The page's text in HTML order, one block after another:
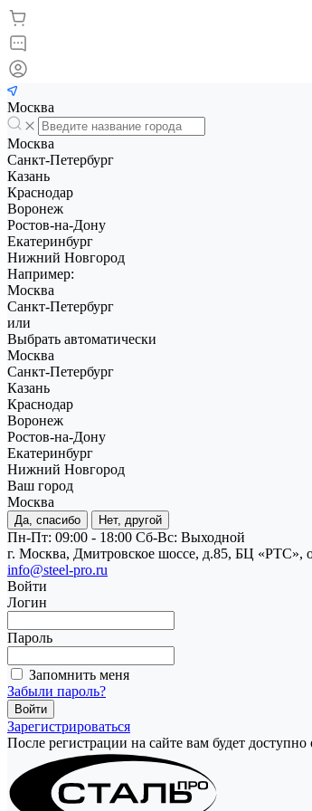
Москва
Москва
Санкт-Петербург
Казань
Краснодар
Воронеж
Ростов-на-Дону
Екатеринбург
Нижний Новгород
Например:
Москва
Санкт-Петербург
или
Выбрать автоматически
Москва
Санкт-Петербург
Казань
Краснодар
Воронеж
Ростов-на-Дону
Екатеринбург
Нижний Новгород
Ваш город
Москва
Да, спасибо Нет, другой
Пн-Пт: 09:00 - 18:00 Cб-Вс: Выходной
г. Москва, Дмитровское шоссе, д.85, БЦ «РТС»,
info@steel-pro.ru
Войти
Логин
Пароль
Запомнить меня
Забыли пароль?
Зарегистрироваться
После регистрации на сайте вам будет